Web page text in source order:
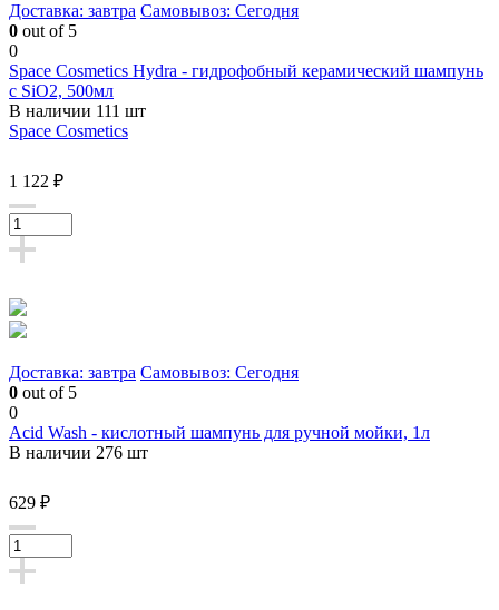
Доставка: завтра Самовывоз: Сегодня
0 out of 5
0
Space Cosmetics Hydra - гидрофобный керамический шампунь
с SiO2, 500мл
В наличии 111 шт
Space Cosmetics
1 122 ₽
Доставка: завтра Самовывоз: Сегодня
0 out of 5
0
Acid Wash - кислотный шампунь для ручной мойки, 1л
В наличии 276 шт
629 ₽